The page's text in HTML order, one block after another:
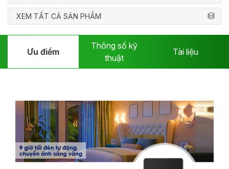
XEM TẤT CẢ SẢN PHẨM
Ưu điểm
Thông số kỹ
thuật
Tài liệu